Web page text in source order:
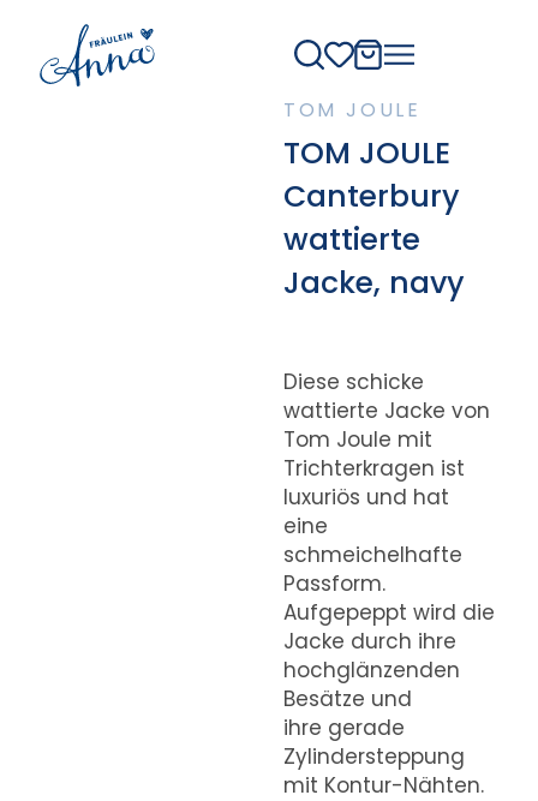
TOM JOULE
TOM JOULE
Canterbury
wattierte
Jacke, navy
Diese schicke
wattierte Jacke von
Tom Joule mit
Trichterkragen ist
luxuriös und hat
eine
schmeichelhafte
Passform.
Aufgepeppt wird die
Jacke durch ihre
hochglänzenden
Besätze und
ihre gerade
Zylindersteppung
mit Kontur-Nähten.